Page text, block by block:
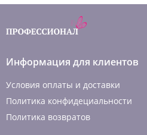
Информация для клиентов
Условия оплаты и доставки
Политика конфидециальности
Политика возвратов